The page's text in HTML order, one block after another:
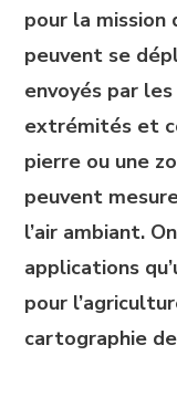
pour la mission
peuvent se
envoyés par
extrémités et
pierre ou une
peuvent
l’air ambiant.
applications
pour
cartographie